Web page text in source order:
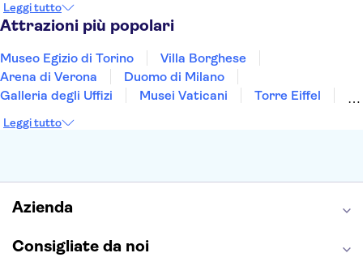
Genova
Palermo
Leggi tutto
Attrazioni più popolari
Museo Egizio di Torino
Villa Borghese
Arena di Verona
Duomo di Milano
Galleria degli Uffizi
Musei Vaticani
Torre Eiffel
Reggia di Caserta
Leggi tutto
Azienda
Consigliate da noi